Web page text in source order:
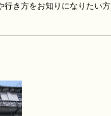
き方をお知りになりたい方